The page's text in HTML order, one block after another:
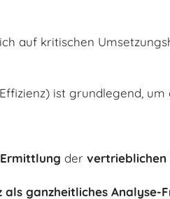
auf kritischen
ist grundlegend, um
Ermittlung der vertrieblichen
als ganzheitliches Analyse-